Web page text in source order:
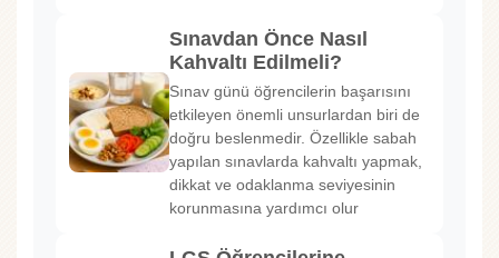
Sınavdan Önce Nasıl
Kahvaltı Edilmeli?
Sınav günü öğrencilerin başarısını
etkileyen önemli unsurlardan biri de
doğru beslenmedir. Özellikle sabah
yapılan sınavlarda kahvaltı yapmak,
dikkat ve odaklanma seviyesinin
korunmasına yardımcı olur